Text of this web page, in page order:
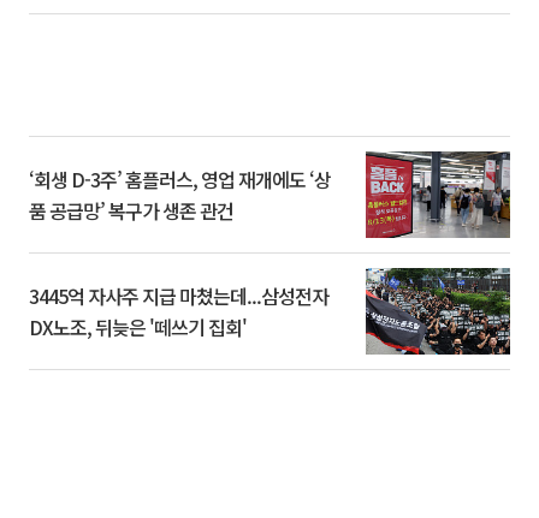
‘회생 D-3주’ 홈플러스, 영업 재개에도 ‘상
품 공급망’ 복구가 생존 관건
3445억 자사주 지급 마쳤는데...삼성전자
DX노조, 뒤늦은 '떼쓰기 집회'